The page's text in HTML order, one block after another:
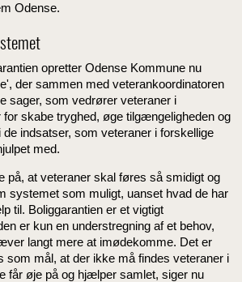
Odense.
opretter Odense Kommune nu
der sammen med veterankoordinatoren
sager, som vedrører veteraner i
skabe tryghed, øge tilgængeligheden og
indsatser, som veteraner i forskellige
med.
på, at veteraner skal føres så smidigt og
systemet som muligt, uanset hvad de har
til. Boliggarantien er et vigtigt
er kun en understregning af et behov,
langt mere at imødekomme. Det er
som mål, at der ikke må findes veteraner i
får øje på og hjælper samlet, siger nu